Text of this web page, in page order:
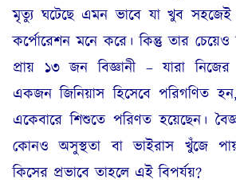
মৃত্যু ঘটেছে এমন ভাবে যা খুব
কর্পোরেশন মনে করে। কিন্তু তার চেয়েও
প্রায় ১৩ জন বিজ্ঞানী – যারা
একজন জিনিয়াস হিসেবে পরিগণিত হন,
একেবারে শিশুতে পরিণত হয়েছেন।
কোনও অসুস্থতা বা ভাইরাস খুঁজে
কিসের প্রভাবে তাহলে এই বিপর্যয়?